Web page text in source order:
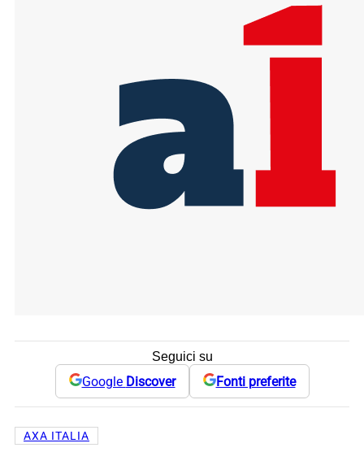
Seguici su
Google Discover Fonti preferite
AXA ITALIA